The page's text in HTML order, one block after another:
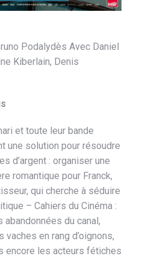
Podalydès Avec Daniel
Kiberlain, Denis
et toute leur bande
une solution pour résoudre
d’argent : organiser une
romantique pour Franck,
qui cherche à séduire
– Cahiers du Cinéma :
abandonnées du canal,
vaches en rang d’oignons,
encore les acteurs fétiches